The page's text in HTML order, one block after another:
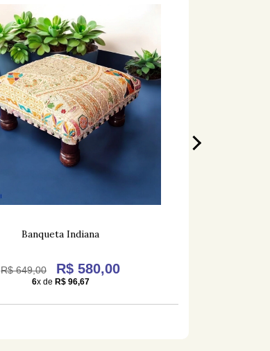
Banqueta Indiana
R$ 649,00 R$ 580,00
6x de R$ 96,67